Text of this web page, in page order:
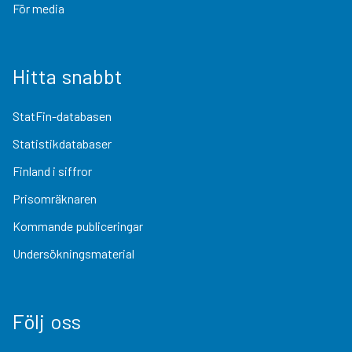
För media
Hitta snabbt
StatFin-databasen
Statistikdatabaser
Finland i siffror
Prisomräknaren
Kommande publiceringar
Undersökningsmaterial
Följ oss